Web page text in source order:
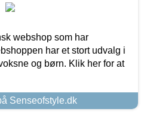
webshop som har
har et stort udvalg i
og børn. Klik her for at
Senseofstyle.dk